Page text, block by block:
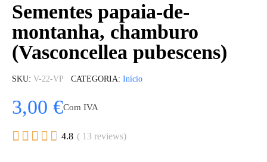
Sementes papaia-de-
montanha, chamburo
(Vasconcellea pubescens)
SKU V-22-VP CATEGORIA Início
3,00 €Com IVA
     4.8 ( 13 reviews)